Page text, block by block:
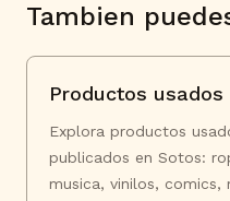
Tambien
Productos usados
Explora productos
publicados en Sotos:
musica, vinilos, comics,